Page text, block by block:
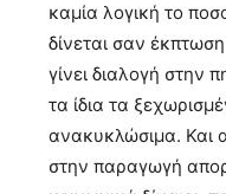
καμία λογική το
δίνεται σαν
γίνει διαλογή στην
τα ίδια τα
ανακυκλώσιμα. Και
στην παραγωγή